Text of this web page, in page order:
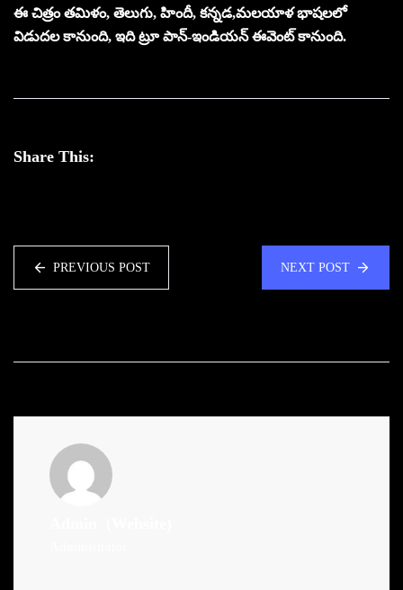
ఈ చిత్రం తమిళం, తెలుగు, హిందీ, కన్నడ,మలయాళ భాషలలో
విడుదల కానుంది, ఇది ట్రూ పాన్-ఇండియన్ ఈవెంట్‌ కానుంది.
Share This:
PREVIOUS POST NEXT POST